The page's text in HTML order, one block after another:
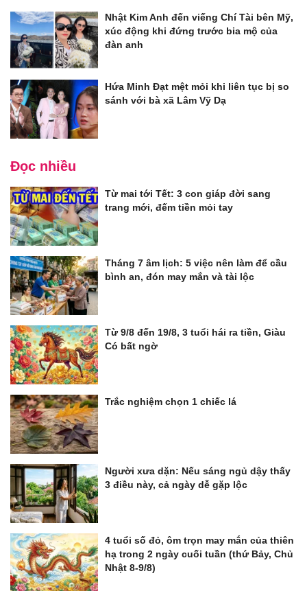
Nhật Kim Anh đến viếng Chí Tài bên Mỹ,
xúc động khi đứng trước bia mộ của
đàn anh
Hứa Minh Đạt mệt mỏi khi liên tục bị so
sánh với bà xã Lâm Vỹ Dạ
Đọc nhiều
Từ mai tới Tết: 3 con giáp đời sang
trang mới, đếm tiền mỏi tay
Tháng 7 âm lịch: 5 việc nên làm để cầu
bình an, đón may mắn và tài lộc
Từ 9/8 đến 19/8, 3 tuổi hái ra tiền, Giàu
Có bất ngờ
Trắc nghiệm chọn 1 chiếc lá
Người xưa dặn: Nếu sáng ngủ dậy thấy
3 điều này, cả ngày dễ gặp lộc
4 tuổi số đỏ, ôm trọn may mắn của thiên
hạ trong 2 ngày cuối tuần (thứ Bảy, Chủ
Nhật 8-9/8)